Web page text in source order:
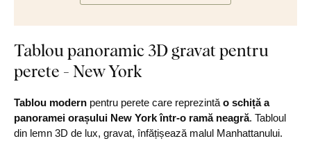
Tablou panoramic 3D gravat pentru
perete - New York
Tablou modern pentru perete care reprezintă o schiță a
panoramei orașului New York într-o ramă neagră. Tabloul
din lemn 3D de lux, gravat, înfățișează malul Manhattanului.